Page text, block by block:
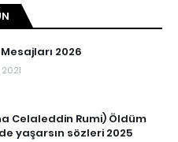
2026
Celaleddin Rumi) Öldüm
yaşarsın sözleri 2025